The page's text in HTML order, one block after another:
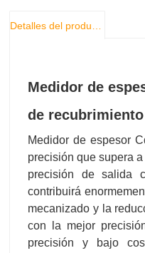
Detalles del producto
Medidor de
de
Medidor de espesor
precisión que supera
precisión de salida
contribuirá
mecanizado y la
con la mejor
precisión y bajo